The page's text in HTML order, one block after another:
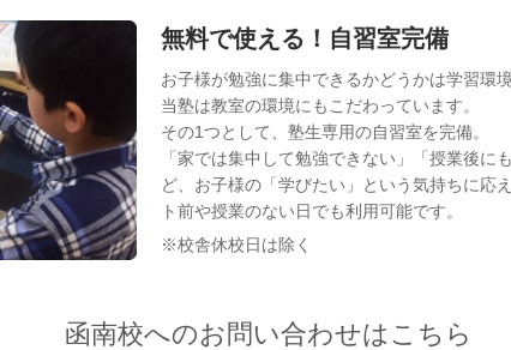
無料で使える！自習室完備
お子様が勉強に集中できるかどうかは学習環
当塾は教室の環境にもこだわっています。
その1つとして、塾生専用の自習室を完備。
「家では集中して勉強できない」「授業後に
ど、お子様の「学びたい」という気持ちに応
ト前や授業のない日でも利用可能です。
※校舎休校日は除く
函南校へのお問い合わせはこちら